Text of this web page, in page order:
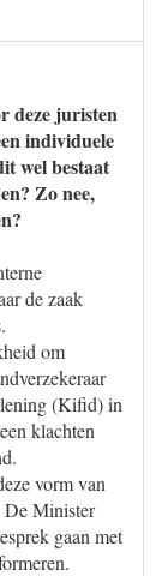
deze juristen
individuele
wel bestaat
Zo nee,
de zaak
om
(Kifid) in
klachten
vorm van
De Minister
gaan met